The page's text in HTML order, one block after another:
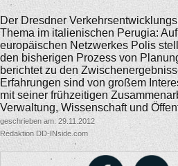
Der Dresdner
Thema im italienischen Perugia:
europäischen Netzwerkes Polis
den bisherigen Prozess von
berichtet zu den
Erfahrungen sind von großem
mit seiner frühzeitigen
Verwaltung, Wissenschaft und
geschrieben am: 29.11.2012
Redaktion DD-INside.com